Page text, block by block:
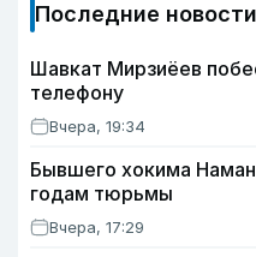
Последние новости
Шавкат Мирзиёев
телефону
Вчера, 19:34
Бывшего хокима
годам тюрьмы
Вчера, 17:29